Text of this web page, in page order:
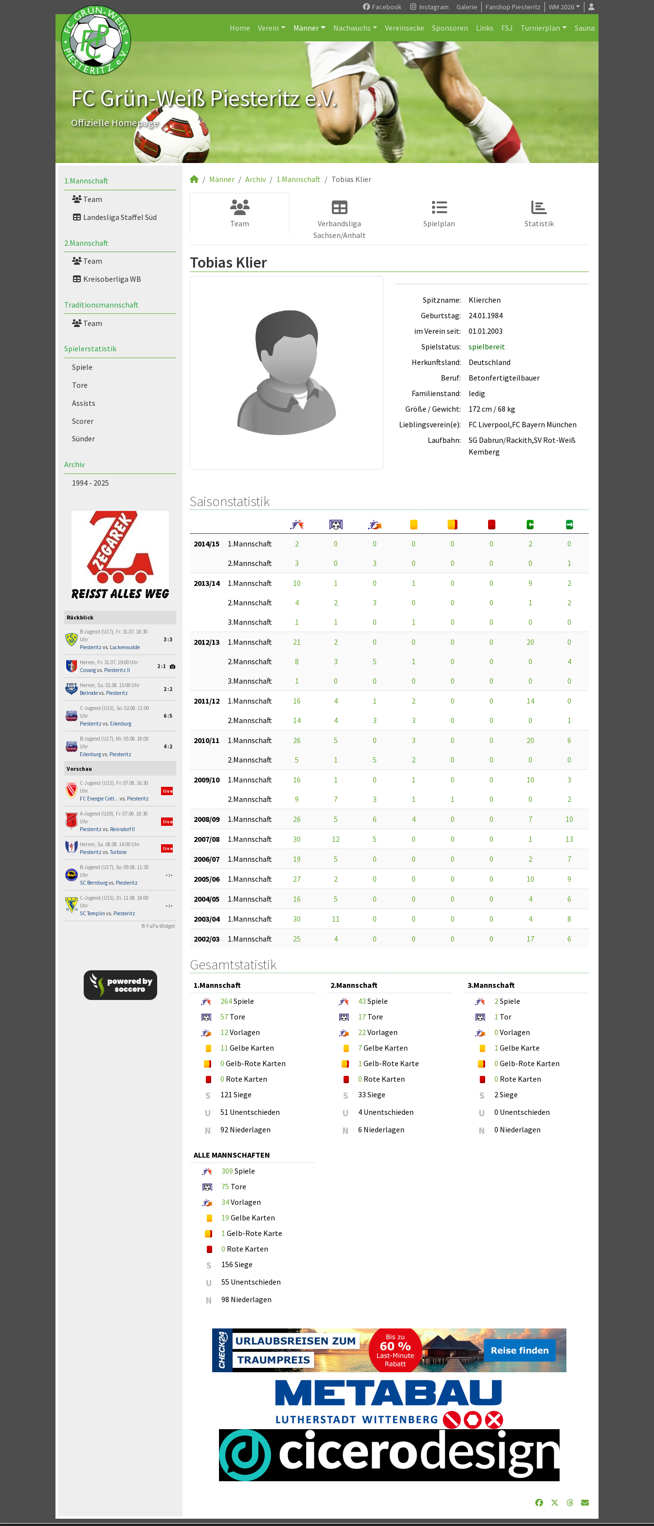
Facebook Instagram Galerie Fanshop Piesteritz WM 2026
Home Verein Männer Nachwuchs Vereinsecke Sponsoren Links FSJ Turnierplan Sauna
FC Grün-Weiß Piesteritz e.V.
Offizielle Homepage
1.Mannschaft
Team
Landesliga Staffel Süd
2.Mannschaft
Team
Kreisoberliga WB
Traditionsmannschaft
Team
Spielerstatistik
Spiele
Tore
Assists
Scorer
Sünder
Archiv
1994 - 2025
Rückblick
B-Jugend (U17), Fr. 31.07. 18:30
Uhr
Piesteritz vs. Luckenwalde
3:3
Herren, Fr. 31.07. 19:00 Uhr
Coswigvs. Piesteritz II
2:1
Herren, Sa. 01.08. 15:00 Uhr
Beilrodevs. Piesteritz
2:2
C-Jugend (U15), So. 02.08. 11:00
Uhr
Piesteritz vs. Eilenburg
6:5
B-Jugend (U17), Mi. 05.08. 18:00
Uhr
Eilenburgvs. Piesteritz
4:2
Vorschau
C-Jugend (U15), Fr. 07.08. 16:30
Uhr
FC Energie Cott... vs. Piesteritz
live
A-Jugend (U19), Fr. 07.08. 18:30
Uhr
Piesteritz vs. Reinsdorf II
live
Herren, Sa. 08.08. 14:00 Uhr
Piesteritz vs.Turbine
live
B-Jugend (U17), So. 09.08. 11:30
Uhr
SC Bernburgvs. Piesteritz
-:-
C-Jugend (U15), Di. 11.08. 18:00
Uhr
SC Templin vs. Piesteritz
-:-
© FuPa-Widget
Männer Archiv 1.Mannschaft Tobias Klier
Team
Verbandsliga
Sachsen/Anhalt
Spielplan Statistik
Tobias Klier
Spitzname:
Klierchen
Geburtstag:
24.01.1984
im Verein seit:
01.01.2003
Spielstatus:
spielbereit
Herkunftsland:
Deutschland
Beruf:
Betonfertigteilbauer
Familienstand:
ledig
Größe / Gewicht:
172 cm / 68 kg
Lieblingsverein(e):
FC Liverpool,FC Bayern München
Laufbahn:
SG Dabrun/Rackith,SV Rot-Weiß
Kemberg
Saisonstatistik
2014/15 1.Mannschaft 2 0 0 0 0 0 2
0
2.Mannschaft
3 0 3 0 0 0 0 1
2013/14 1.Mannschaft 10 1 0 1 0 0 9
2
2.Mannschaft
4 2 3 0 0 0 1
2
3.Mannschaft
1 1 0 1 0 0 0 0
2012/13 1.Mannschaft 21 2 0 0 0 0 20
0
2.Mannschaft
8 3 5 1 0 0 0
4
3.Mannschaft
1 0 0 0 0 0 0 0
2011/12 1.Mannschaft 16 4 1 2 0 0 14
0
2.Mannschaft
14 4 3 3 0 0 0 1
2010/11 1.Mannschaft 26 5 0 3 0 0 20
6
2.Mannschaft
5 1 5 2 0 0 0 0
2009/10 1.Mannschaft 16 1 0 1 0 0 10
3
2.Mannschaft
9 7 3 1 1 0 0 2
2008/09 1.Mannschaft 26 5 6 4 0 0 7 10
2007/08 1.Mannschaft 30 12 5 0 0 0 1 13
2006/07 1.Mannschaft 19 5 0 0 0 0 2 7
2005/06 1.Mannschaft 27 2 0 0 0 0 10 9
2004/05 1.Mannschaft 16 5 0 0 0 0 4 6
2003/04 1.Mannschaft 30 11 0 0 0 0 4 8
2002/03 1.Mannschaft 25 4 0 0 0 0 17 6
Gesamtstatistik
1.Mannschaft
264Spiele
57 Tore
12 Vorlagen
11 Gelbe Karten
0 Gelb-Rote Karten
0 Rote Karten
S 121 Siege
U 51 Unentschieden
N 92 Niederlagen
2.Mannschaft
43 Spiele
17 Tore
22 Vorlagen
7Gelbe Karten
1 Gelb-Rote Karte
0 Rote Karten
S 33 Siege
U 4 Unentschieden
N 6 Niederlagen
3.Mannschaft
2 Spiele
1 Tor
0 Vorlagen
1 Gelbe Karte
0 Gelb-Rote Karten
0 Rote Karten
S 2 Siege
U 0 Unentschieden
N 0 Niederlagen
ALLE MANNSCHAFTEN
309 Spiele
75 Tore
34Vorlagen
19 Gelbe Karten
1 Gelb-Rote Karte
0 Rote Karten
S 156 Siege
U 55 Unentschieden
N 98 Niederlagen